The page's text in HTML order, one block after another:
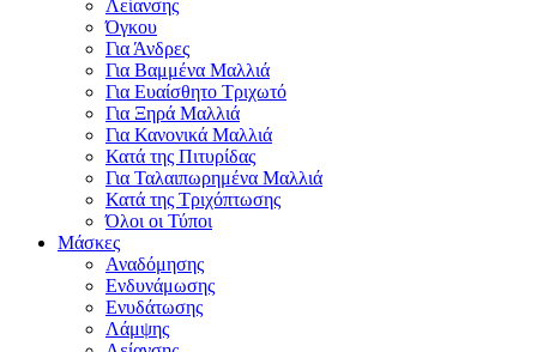
Λείανσης
Όγκου
Για Άνδρες
Για Βαμμένα Μαλλιά
Για Ευαίσθητο Τριχωτό
Για Ξηρά Μαλλιά
Για Κανονικά Μαλλιά
Κατά της Πιτυρίδας
Για Ταλαιπωρημένα Μαλλιά
Κατά της Τριχόπτωσης
Όλοι οι Τύποι
Μάσκες
Αναδόμησης
Ενδυνάμωσης
Ενυδάτωσης
Λάμψης